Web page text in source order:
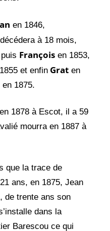
en 1846,
à 18 mois,
François en 1853,
et enfin Grat en
1875.
1878 à Escot, il a 59
mourra en 1887 à
que la trace de
ans, en 1875, Jean
de trente ans son
dans la
Barescou ce qui